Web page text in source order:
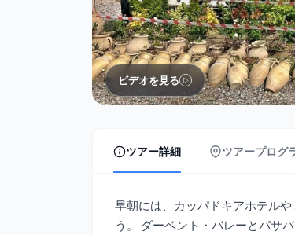
ビデオを見る
ツアー詳細 ツアープログ
早朝には、カッパドキアホテル
う。 ダーベント・バレーとパサ